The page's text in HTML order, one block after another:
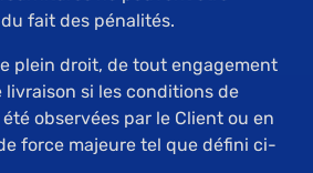
fait des pénalités.
plein droit, de tout engagement
si les conditions de
observées par le Client ou en
force majeure tel que défini ci-